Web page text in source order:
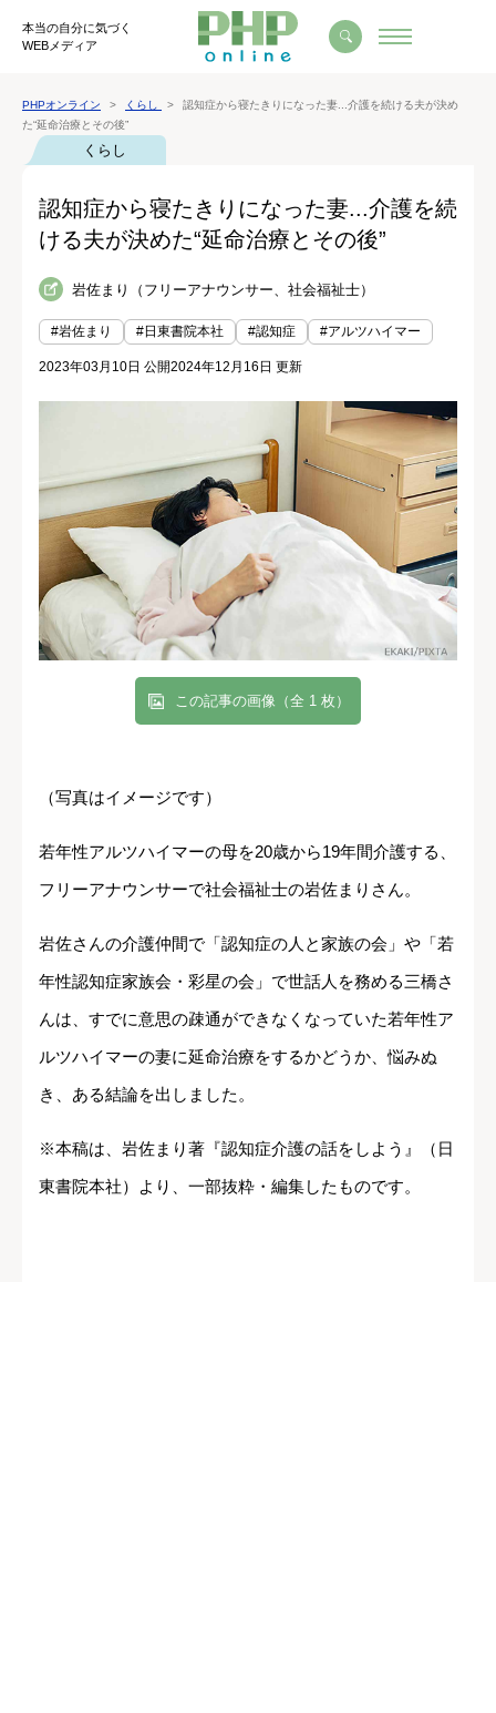
本当の自分に気づく
WEBメディア
PHPオンライン くらし
認知症から寝たきりになった妻...介護を続ける夫が決め
た“延命治療とその後”
くらし
認知症から寝たきりになった妻...介護を続
ける夫が決めた“延命治療とその後”
岩佐まり（フリーアナウンサー、社会福祉士）
#岩佐まり #日東書院本社 #認知症 #アルツハイマー
2023年03月10日 公開2024年12月16日 更新
この記事の画像（全 1 枚）
（写真はイメージです）
若年性アルツハイマーの母を20歳から19年間介護する、
フリーアナウンサーで社会福祉士の岩佐まりさん。
岩佐さんの介護仲間で「認知症の人と家族の会」や「若
年性認知症家族会・彩星の会」で世話人を務める三橋さ
んは、すでに意思の疎通ができなくなっていた若年性ア
ルツハイマーの妻に延命治療をするかどうか、悩みぬ
き、ある結論を出しました。
※本稿は、岩佐まり著『認知症介護の話をしよう』（日
東書院本社）より、一部抜粋・編集したものです。